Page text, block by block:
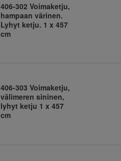
406-302 Voimaketju,
hampaan värinen.
Lyhyt ketju. 1 x 457
cm
406-303 Voimaketju,
välimeren sininen,
lyhyt ketju 1 x 457
cm